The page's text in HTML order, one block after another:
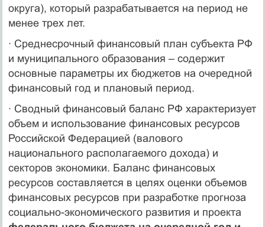
округа), который разрабатывается на период не
менее трех лет.
· Среднесрочный финансовый план субъекта РФ
и муниципального образования – содержит
основные параметры их бюджетов на очередной
финансовый год и плановый период.
· Сводный финансовый баланс РФ характеризует
объем и использование финансовых ресурсов
Российской Федерацией (валового
национального располагаемого дохода) и
секторов экономики. Баланс финансовых
ресурсов составляется в целях оценки объемов
финансовых ресурсов при разработке прогноза
социально-экономического развития и проекта